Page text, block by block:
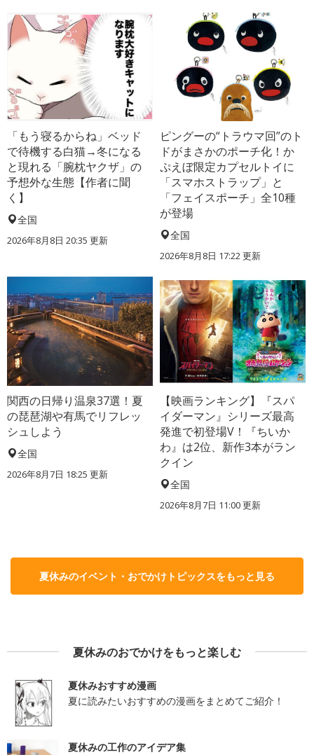
「もう寝るからね」ベッド
で待機する白猫→冬になる
と現れる「腕枕ヤクザ」の
予想外な生態【作者に聞
く】
全国
2026年8月8日 20:35 更新
ピングーの“トラウマ回”のト
ドがまさかのポーチ化！か
ぷえぼ限定カプセルトイに
「スマホストラップ」と
「フェイスポーチ」全10種
が登場
全国
2026年8月8日 17:22更新
関西の日帰り温泉37選！夏
の琵琶湖や有馬でリフレッ
シュしよう
全国
2026年8月7日 18:25 更新
【映画ランキング】『スパ
イダーマン』シリーズ最高
発進で初登場V！『ちいか
わ』は2位、新作3本がラン
クイン
全国
2026年8月7日 11:00更新
夏休みのイベント・おでかけトピックスをもっと見る
夏休みのおでかけをもっと楽しむ
夏休みおすすめ漫画
夏に読みたいおすすめの漫画をまとめてご紹介！
夏休みの工作のアイデア集